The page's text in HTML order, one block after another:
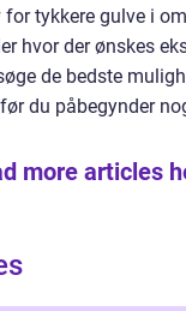
tykkere gulve i
hvor der ønskes
de bedste
du påbegynder
more articles